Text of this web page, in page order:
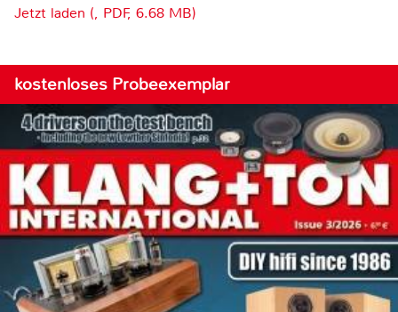
Jetzt laden (, PDF, 6.68 MB)
kostenloses Probeexemplar